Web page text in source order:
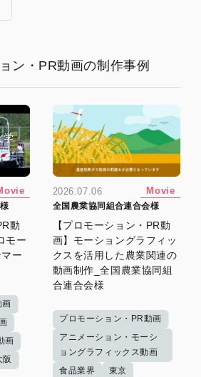
学
ン・PR動画の制作事例
動
モー
ー
画
画
阪
2026.07.06 Movie
全国農業協同組合連合会様
【プロモーション・PR動
画】モーショングラフィッ
クスを活用した農業関連の
動画制作_全国農業協同組
合連合会様
プロモーション・PR動画
アニメーション・モーシ
ョングラフィックス動画
食品業界
東京